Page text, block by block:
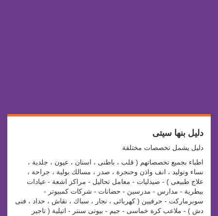
دليل بنها سيتى
دليل يشمل تخصصات مختلفة
اطباء بجميع تخصصاتهم ( قلب ، باطنى ، اسنان ، عيون ، جلدية ،
نساء وتوليد ، انف واذن وحنجرة ، صدر ، مسالك بولية ، جراحة ،
علاج طبيعى ) - صيدليات - معامل تحاليل - مراكز اشعة - عيادات
بيطرية - مدارس - مدرسين - حضانات - شركات كمبيوتر -
سوبرماركت - حرفيين ( كهربائى ، نجار ، سباك ، نقاش ، حداد ، فنى
دش ) - ملاعب كرة خماسى - جيم - بيوتى سنتر - اتيلية ( تاجير